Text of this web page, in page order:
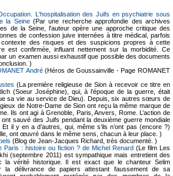
L'hospitalisation des Juifs en psychiatrie sous
la Seine (Par une recherche approfondie des archives
de la Seine, l'auteur opère une approche critique des
de confession juive internées à titre médical, parfois
des risques et des suspicions propres à cette
est confirmée, influant nettement sur la morbidité. Ce
un examen aussi exhaustif que possible des documents
)
André(Héros de Goussainville - Page ROMANET
(La première religieuse de Sion à recevoir ce titre en
(Soeur Joséphine), qui, à l’époque de la guerre, était
sa vie au service de Dieu). Depuis, six autres sœurs de
de Notre-Dame de Sion ont reçu la même marque de
Ils ont agi à Grenoble, Paris, Anvers, Rome. L’action de
sauvé des Juifs pendant la deuxième guerre mondiale
il y en a d’autres, qui, même s’ils n’ont pas (encore ?)
ont œuvré dans le même sens, chacun à leur place. )
(Blog de Jean-Jacques Richard, très documenté. )
Paris : histoire ou fiction ? de Michel Renard (Le film Les
(septembre 2011) est sympathique mais entretient des
la vérité historique. Il est exact que le chanteur Selim
la délivrance de papiers attestant faussement de sa